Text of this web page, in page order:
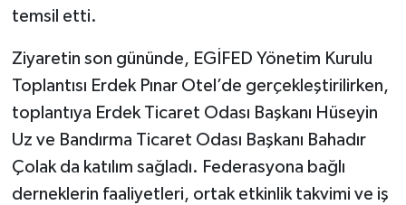
temsil etti.
Ziyaretin son gününde, EGİFED Yönetim Kurulu
Toplantısı Erdek Pınar Otel’de gerçekleştirilirken,
toplantıya Erdek Ticaret Odası Başkanı Hüseyin
Uz ve Bandırma Ticaret Odası Başkanı Bahadır
Çolak da katılım sağladı. Federasyona bağlı
derneklerin faaliyetleri, ortak etkinlik takvimi ve iş